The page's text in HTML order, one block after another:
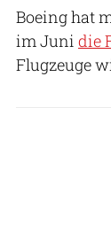
Boeing hat
im Juni die
Flugzeuge